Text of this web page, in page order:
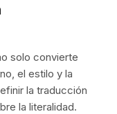
solo convierte
el estilo y la
la traducción
la literalidad.